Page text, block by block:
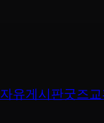
자유게시판굿즈